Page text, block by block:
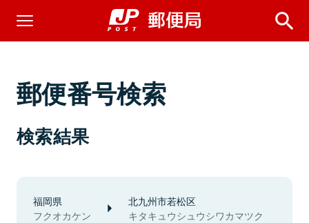
郵便番号検索
検索結果
福岡県
フクオカケン
北九州市若松区
キタキュウシュウシワカマツク